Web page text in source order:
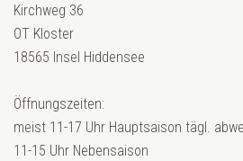
Kirchweg 36
OT Kloster
18565 Insel Hiddensee
Öffnungszeiten:
meist 11-17 Uhr Hauptsaison tägl.
11-15 Uhr Nebensaison